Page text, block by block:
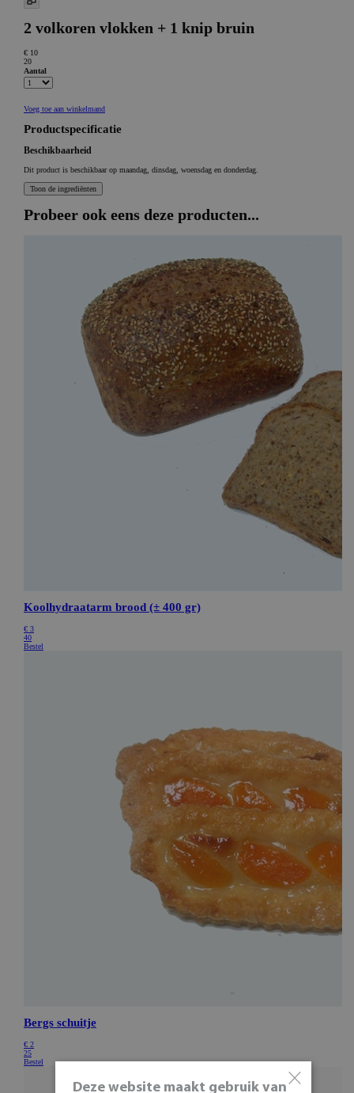
×
Deze website maakt gebruik van